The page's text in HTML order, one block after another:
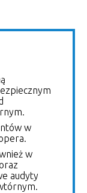
w
w
audyty